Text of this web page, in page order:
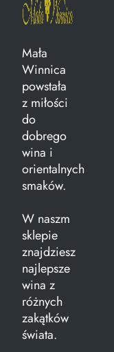
Mała
Winnica
powstała
z miłości
do
dobrego
wina i
orientalnych
smaków.
W naszm
sklepie
znajdziesz
najlepsze
wina z
różnych
zakątków
świata.